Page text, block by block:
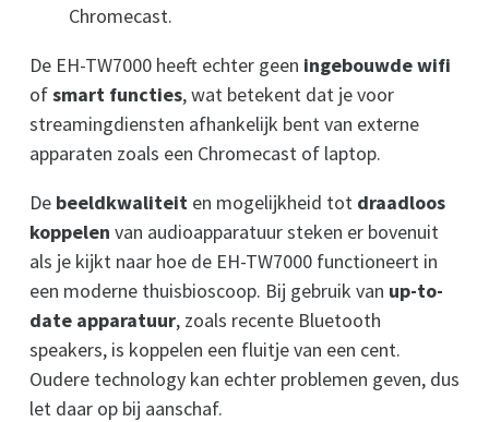
Chromecast.
De EH-TW7000 heeft echter geen ingebouwde wifi
ofsmart functies, wat betekent dat je voor
streamingdiensten afhankelijk bent van externe
apparaten zoals een Chromecast of laptop.
De beeldkwaliteit en mogelijkheid tot draadloos
koppelen van audioapparatuur steken er bovenuit
als je kijkt naar hoe de EH-TW7000 functioneert in
een moderne thuisbioscoop. Bij gebruik van up-to-
date apparatuur, zoals recente Bluetooth
speakers, is koppelen een fluitje van een cent.
Oudere technology kan echter problemen geven, dus
let daar op bij aanschaf.